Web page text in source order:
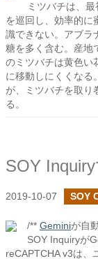
ミツバチは、
を巡回し、効率的に
識できない。アブラ
糖を多く含む。産地
のミツバチは黄色い
に移動しにくくなる
が、ミツバチを取り
る。
2019-10-07 SOY
/** Geminiが自
SOY Inquiryが
reCAPTCHA v3は、